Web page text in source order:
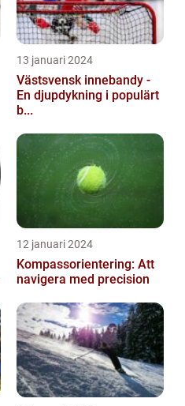
13 januari 2024
Västsvensk innebandy -
En djupdykning i populärt
b...
12 januari 2024
Kompassorientering: Att
navigera med precision